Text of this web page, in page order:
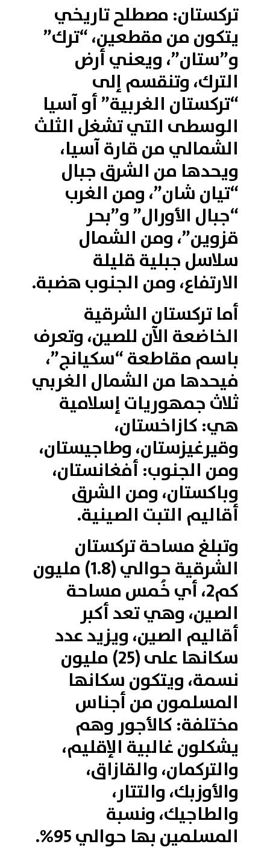
تركستان: مصطلح تاريخي
يتكون من مقطعين، “ترك”
و”ستان”، ويعني أرض
الترك، وتنقسم إلى
“تركستان الغربية” أو آسيا
الوسطى التي تشغل الثلث
الشمالي من قارة آسيا،
ويحدها من الشرق جبال
“تيان شان”، ومن الغرب
“جبال الأورال” و”بحر
قزوين”، ومن الشمال
سلاسل جبلية قليلة
الارتفاع، ومن الجنوب هضبة.
أما تركستان الشرقية
الخاضعة الآن للصين، وتعرف
باسم مقاطعة “سكيانج”،
فيحدها من الشمال الغربي
ثلاث جمهوريات إسلامية
هي: كازاخستان،
وقيرغيزستان، وطاجيستان،
ومن الجنوب: أفغانستان،
وباكستان، ومن الشرق
أقاليم التبت الصينية.
وتبلغ مساحة تركستان
الشرقية حوالي (1.8) مليون
كم2، أي خُمس مساحة
الصين، وهي تعد أكبر
أقاليم الصين، ويزيد عدد
سكانها على (25) مليون
نسمة، ويتكون سكانها
المسلمون من أجناس
مختلفة: كالأجور وهم
يشكلون غالبية الإقليم،
والتركمان، والقازاق،
والأوزبك، والتتار،
والطاجيك، ونسبة
المسلمين بها حوالي 95%.